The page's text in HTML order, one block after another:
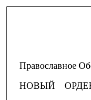
Православное
НОВЫЙ